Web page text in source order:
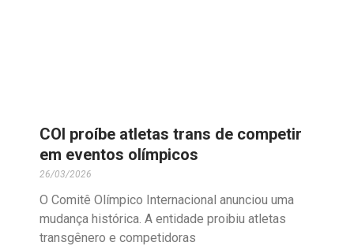
COI proíbe atletas trans de competir
em eventos olímpicos
26/03/2026
O Comitê Olímpico Internacional anunciou uma
mudança histórica. A entidade proibiu atletas
transgênero e competidoras